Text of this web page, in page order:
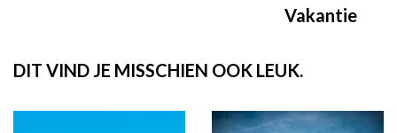
Vakantie
DIT VIND JE MISSCHIEN OOK LEUK.